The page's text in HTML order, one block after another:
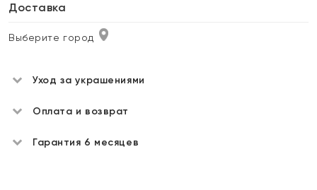
Доставка
Выберите город
Уход за украшениями
Оплата и возврат
Гарантия 6 месяцев